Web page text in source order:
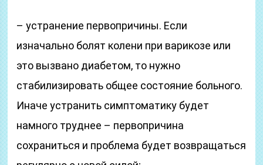
– устранение первопричины. Если
изначально болят колени при варикозе или
это вызвано диабетом, то нужно
стабилизировать общее состояние больного.
Иначе устранить симптоматику будет
намного труднее – первопричина
сохраниться и проблема будет возвращаться